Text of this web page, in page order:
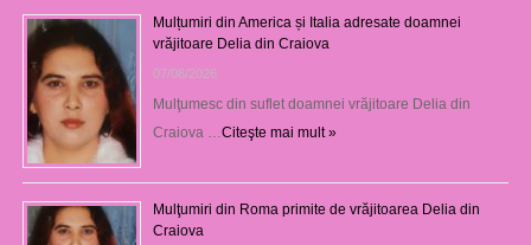
Mulțumiri din America și Italia adresate doamnei
vrăjitoare Delia din Craiova
07/08/2026
Mulţumesc din suflet doamnei vrăjitoare Delia din
Craiova …Citeşte mai mult »
Mulţumiri din Roma primite de vrăjitoarea Delia din
Craiova